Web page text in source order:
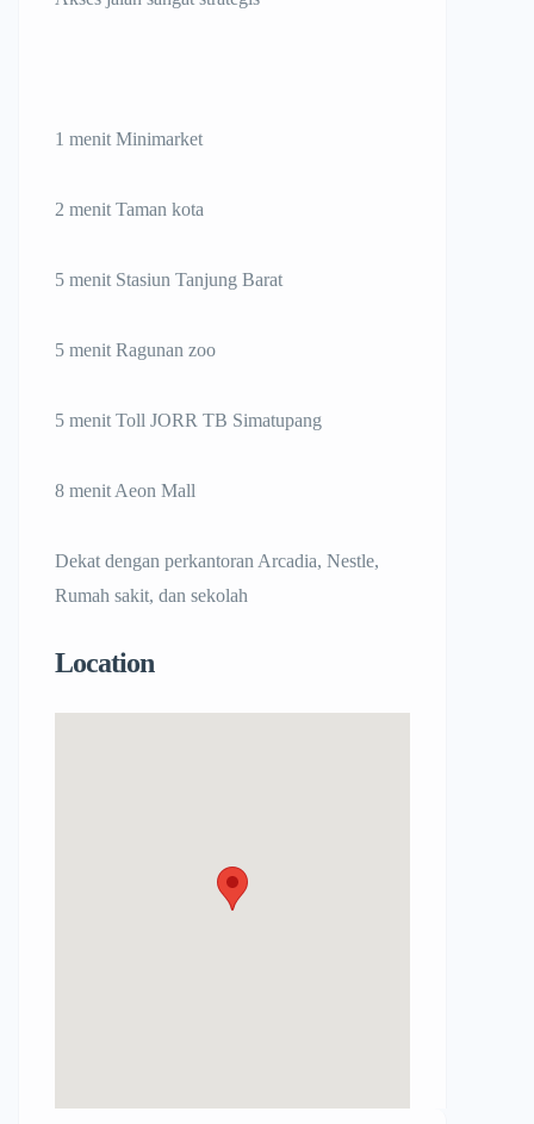
1 menit Minimarket
2 menit Taman kota
5 menit Stasiun Tanjung Barat
5 menit Ragunan zoo
5 menit Toll JORR TB Simatupang
8 menit Aeon Mall
Dekat dengan perkantoran Arcadia, Nestle,
Rumah sakit, dan sekolah
Location